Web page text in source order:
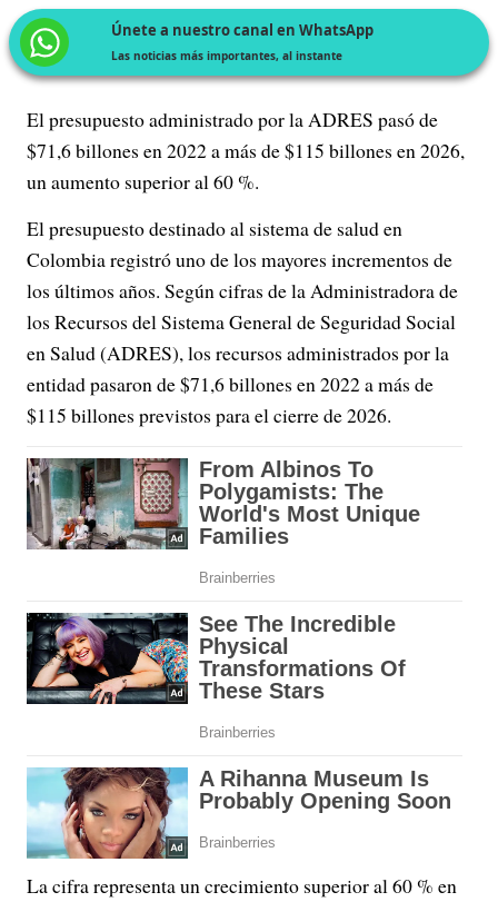
Únete a nuestro canal en WhatsApp
Las noticias más importantes, al instante
El presupuesto administrado por la ADRES pasó de
$71,6 billones en 2022 a más de $115 billones en 2026,
un aumento superior al 60 %.
El presupuesto destinado al sistema de salud en
Colombia registró uno de los mayores incrementos de
los últimos años. Según cifras de la Administradora de
los Recursos del Sistema General de Seguridad Social
en Salud (ADRES), los recursos administrados por la
entidad pasaron de $71,6 billones en 2022 a más de
$115 billones previstos para el cierre de 2026.
La cifra representa un crecimiento superior al 60 % en